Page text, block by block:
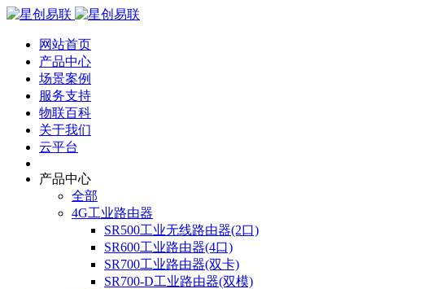
网站首页
产品中心
场景案例
服务支持
物联百科
关于我们
云平台
产品中心
全部
4G工业路由器
SR500工业无线路由器(2口)
SR600工业路由器(4口)
SR700工业路由器(双卡)
SR700-D工业路由器(双模)